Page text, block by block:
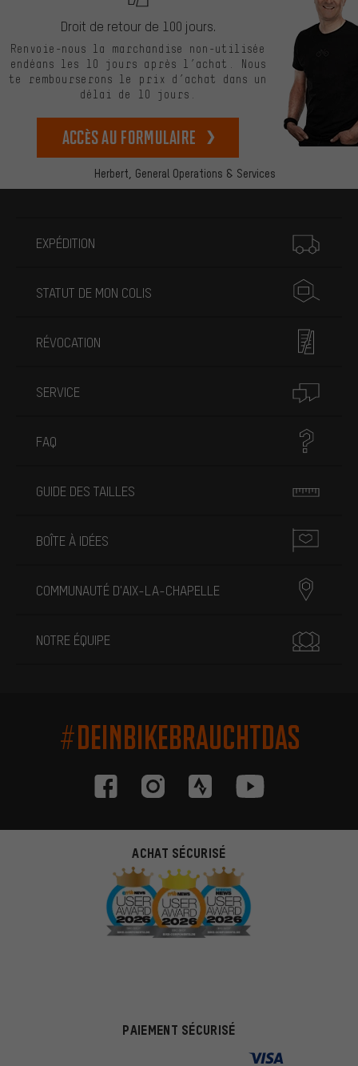
Herbert, General Operations & Services
Droit de retour de 100 jours.
Renvoie-nous la marchandise non-utilisée
endéans les 10 jours après l’achat. Nous
te rembourserons le prix d’achat dans un
délai de 10 jours.
Accès au formulaire
EXPÉDITION
STATUT DE MON COLIS
RÉVOCATION
SERVICE
FAQ
GUIDE DES TAILLES
BOÎTE À IDÉES
COMMUNAUTÉ D'AIX-LA-CHAPELLE
NOTRE ÉQUIPE
#DEINBIKEBRAUCHTDAS
ACHAT SÉCURISÉ
PAIEMENT SÉCURISÉ